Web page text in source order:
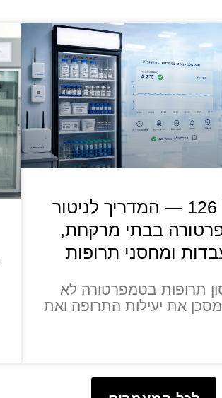
נוהל 126 — המדריך לניטור
בבתי מרקחת,
ומחסני תרופות
תרופות בטמפרטורה לא
את יעילות התרופה ואת